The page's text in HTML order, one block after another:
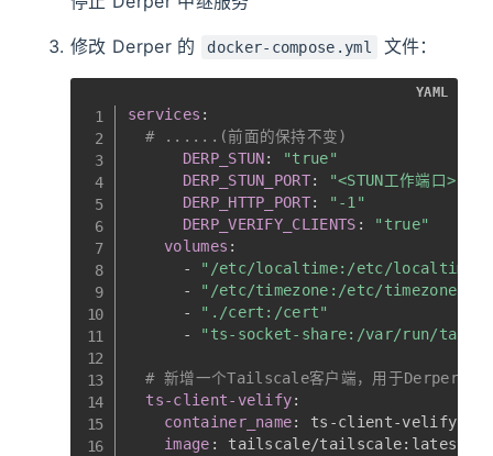
修改 Derper 的 docker-compose.yml 文件：
services :
# ......(前面的保持不变)
DERP_STUN:
"true"
DERP_STUN_PORT:
"<STUN工作端口>"
DERP_HTTP_PORT:
"-1"
DERP_VERIFY_CLIENTS :
"true"
volumes :
-
"/etc/localtime:/etc/
-
"/etc/timezone:/etc/timezone:ro"
-
"./cert:/cert"
-
"ts-socket-share:/var/run/
# 新增一个Tailscale客户端，用于Derper的权
ts-client-velify:
container_name: ts -client-velify
image : tailscale/tailscale: latest
YAML